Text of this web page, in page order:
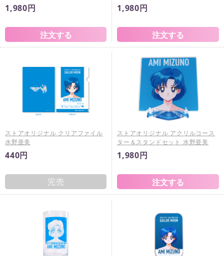
1,980円 1,980円
ストアオリジナル クリアファイル
水野亜美
440円
完売
ストアオリジナル アクリルコース
ター＆スタンドセット 水野亜美
1,980円